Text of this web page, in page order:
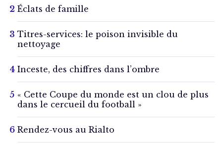
Éclats de famille
Titres-services: le poison invisible du
nettoyage
Inceste, des chiffres dans l’ombre
« Cette Coupe du monde est un clou de plus
dans le cercueil du football »
Rendez-vous au Rialto